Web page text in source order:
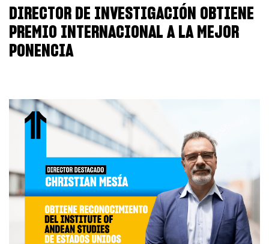
DIRECTOR DE INVESTIGACIÓN OBTIENE
PREMIO INTERNACIONAL A LA MEJOR
PONENCIA